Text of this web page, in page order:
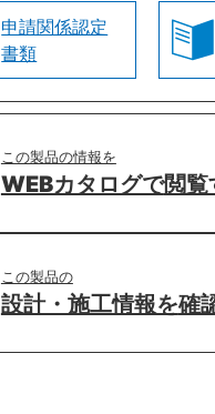
申請関係認定
書類
この製品の情報を
WEBカタログで閲覧
この製品の
設計・施工情報を確